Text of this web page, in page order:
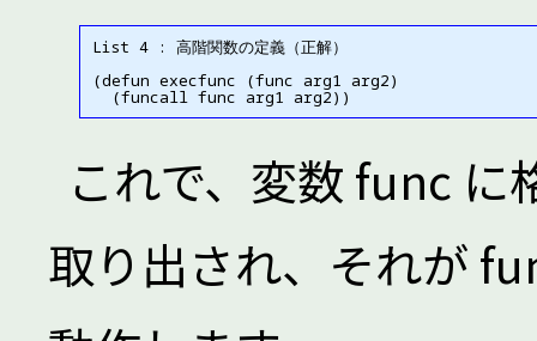
List 4 : 高階関数の定義（正解）
(defun execfunc (func arg1 arg2)
これで、変数 func に
取り出され、それが